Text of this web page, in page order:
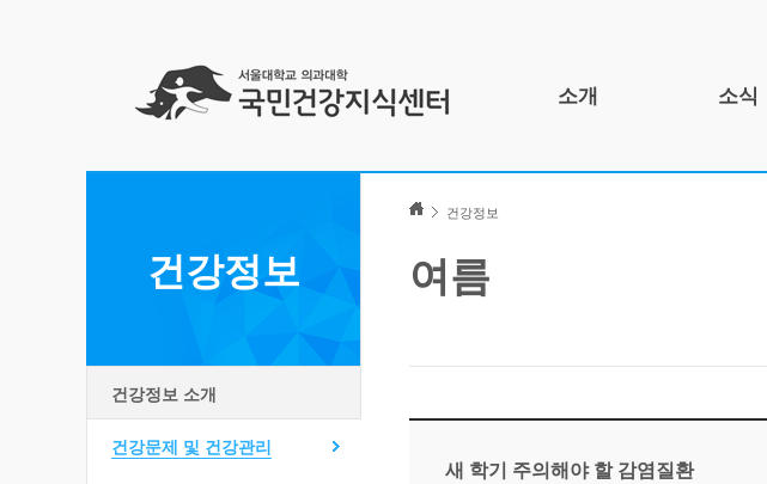
소개 소식
건강정보
여름
새 학기 주의해야 할 감염질환
건강정보
건강정보 소개
건강문제 및 건강관리